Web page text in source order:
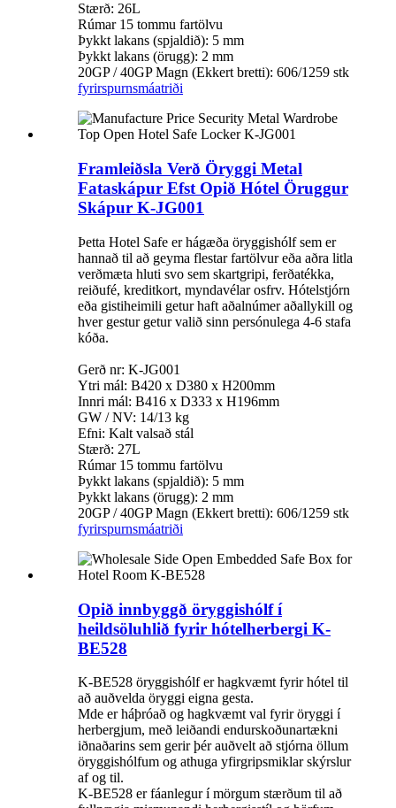
Stærð: 26L
Rúmar 15 tommu fartölvu
Þykkt lakans (spjaldið): 5 mm
Þykkt lakans (örugg): 2 mm
20GP / 40GP Magn (Ekkert bretti): 606/1259 stk
fyrirspurnsmáatriði
Framleiðsla Verð Öryggi Metal
Fataskápur Efst Opið Hótel Öruggur
Skápur K-JG001
Þetta Hotel Safe er hágæða öryggishólf sem er
hannað til að geyma flestar fartölvur eða aðra litla
verðmæta hluti svo sem skartgripi, ferðatékka,
reiðufé, kreditkort, myndavélar osfrv. Hótelstjórn
eða gistiheimili getur haft aðalnúmer aðallykill og
hver gestur getur valið sinn persónulega 4-6 stafa
kóða.
Gerð nr: K-JG001
Ytri mál: B420 x D380 x H200mm
Innri mál: B416 x D333 x H196mm
GW / NV: 14/13 kg
Efni: Kalt valsað stál
Stærð: 27L
Rúmar 15 tommu fartölvu
Þykkt lakans (spjaldið): 5 mm
Þykkt lakans (örugg): 2 mm
20GP / 40GP Magn (Ekkert bretti): 606/1259 stk
fyrirspurnsmáatriði
Opið innbyggð öryggishólf í
heildsöluhlið fyrir hótelherbergi K-
BE528
K-BE528 öryggishólf er hagkvæmt fyrir hótel til
að auðvelda öryggi eigna gesta.
Mde er háþróað og hagkvæmt val fyrir öryggi í
herbergjum, með leiðandi endurskoðunartækni
iðnaðarins sem gerir þér auðvelt að stjórna öllum
öryggishólfum og athuga yfirgripsmiklar skýrslur
af og til.
K-BE528 er fáanlegur í mörgum stærðum til að